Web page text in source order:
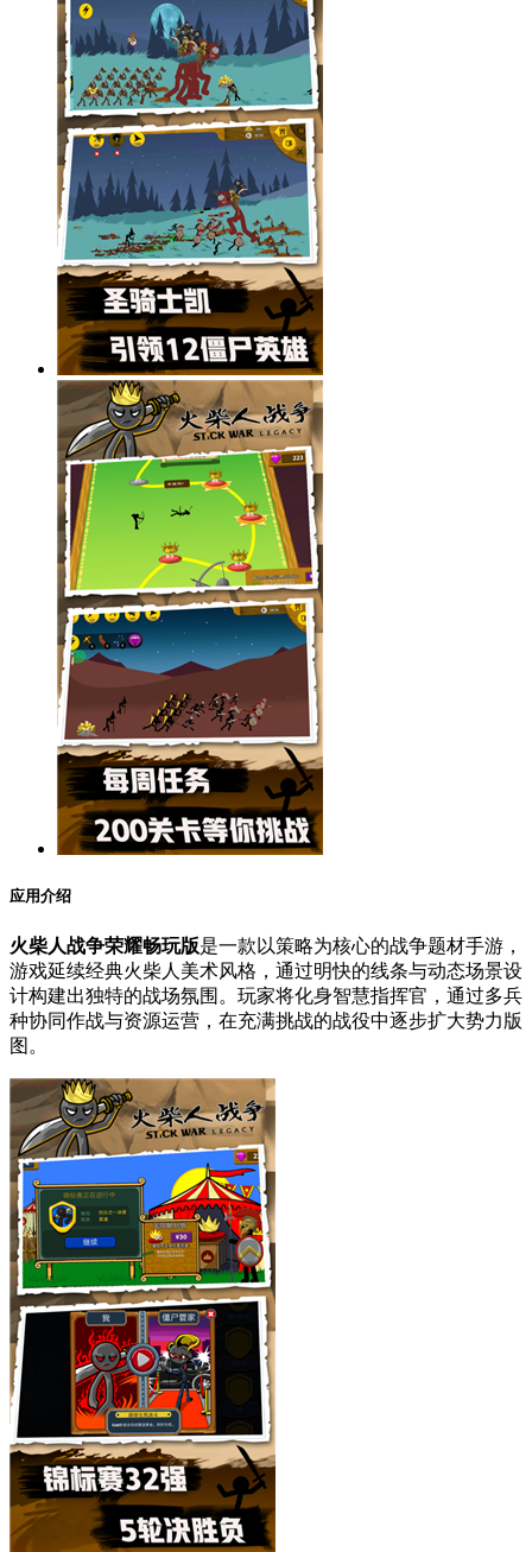
应用介绍
火柴人战争荣耀畅玩版是一款以策略为核心的战争题材手游，
游戏延续经典火柴人美术风格，通过明快的线条与动态场景设
计构建出独特的战场氛围。玩家将化身智慧指挥官，通过多兵
种协同作战与资源运营，在充满挑战的战役中逐步扩大势力版
图。